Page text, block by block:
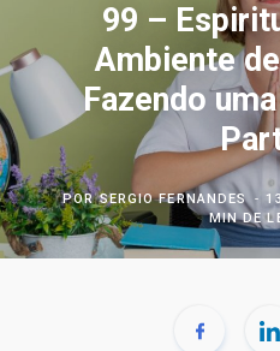
99 –
Ambiente
Fazendo
PORSERGIO FERNANDES
MIN DE